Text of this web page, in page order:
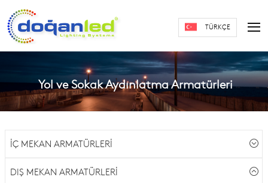
TÜRKÇE
Yol ve Sokak Aydınlatma Armatürleri
İÇ MEKAN ARMATÜRLERİ
DIŞ MEKAN ARMATÜRLERİ